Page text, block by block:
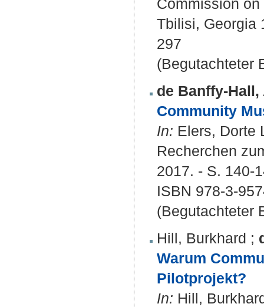
Commission
Tbilisi, Georgia
297
(Begutachteter
de Banffy-
Community
In: Elers, Dorte
Recherchen
2017. - S. 140-
ISBN 978-3-
(Begutachteter
Hill, Burkhard ;
Warum
Pilotprojekt?
In: Hill,